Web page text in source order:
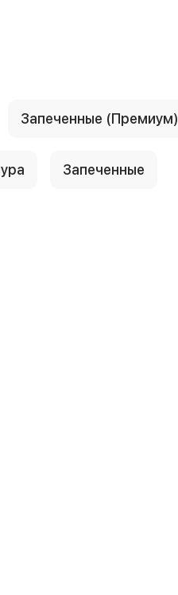
Запеченные (Премиум)
Запеченные